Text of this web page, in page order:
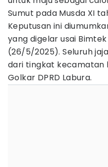
Sumut pada Musda XI
Keputusan ini
yang digelar usai Bimtek
(26/5/2025). Seluruh
dari tingkat kecamatan
Golkar DPRD Labura.